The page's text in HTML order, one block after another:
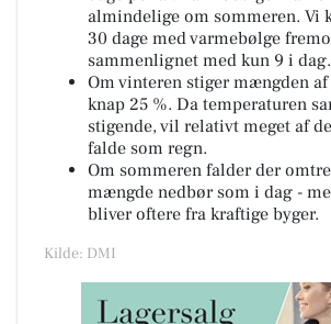
almindelige om sommeren. Vi
30 dage med varmebølge
sammenlignet med kun 9 i dag.
Om vinteren stiger mængden
knap 25 %. Da temperaturen
stigende, vil relativt meget af
falde som regn.
Om sommeren falder der
mængde nedbør som i dag -
bliver oftere fra kraftige byger.
Kilde: DMI